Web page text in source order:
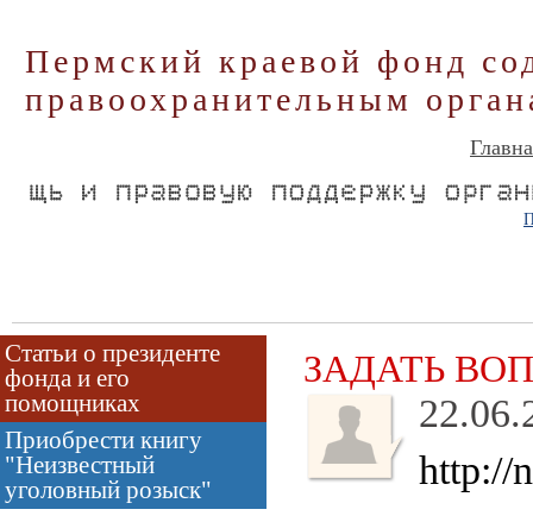
Пермский краевой фонд
правоохранительным
Статьи о президенте
фонда и его
помощниках
Приобрести книгу
"Неизвестный
уголовный розыск"
ЗАДАТЬ
http://